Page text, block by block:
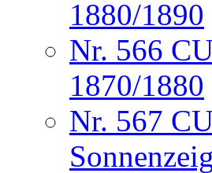
1880/1890
Nr. 566
1870/1880
Nr. 567